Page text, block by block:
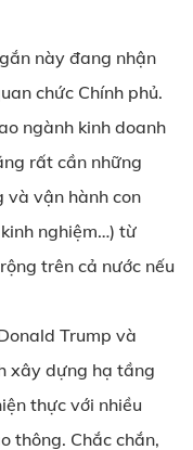
này đang nhận
chức Chính phủ.
ngành kinh doanh
rất cần những
và vận hành con
nghiệm…) từ
trên cả nước nếu
Trump và
xây dựng hạ tầng
thực với nhiều
thông. Chắc chắn,